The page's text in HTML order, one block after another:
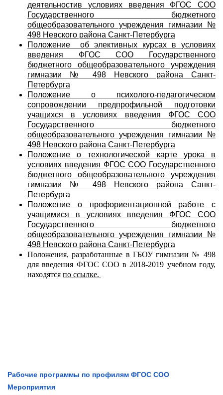
деятельностив условиях введения ФГОС СОО
Государственного бюджетного
общеобразовательного учреждения гимназии №
498 Невского района Санкт-Петербурга
Положение об элективных курсах в условиях
введения ФГОС СОО Государственного
бюджетного общеобразовательного учреждения
гимназии № 498 Невского района Санкт-
Петербурга
Положение о психолого-педагогическом
сопровождении предпрофильной подготовки
учащихся в условиях введения ФГОС СОО
Государственного бюджетного
общеобразовательного учреждения гимназии №
498 Невского района Санкт-Петербурга
Положение о технологической карте урока в
условиях введения ФГОС СОО Государственного
бюджетного общеобразовательного учреждения
гимназии № 498 Невского района Санкт-
Петербурга
Положение о профориентационной работе с
учащимися в условиях введения ФГОС СОО
Государственного бюджетного
общеобразовательного учреждения гимназии №
498 Невского района Санкт-Петербурга
Положения, разработанные в ГБОУ гимназии № 498
для введения ФГОС СОО в 2018-2019 учебном году,
находятся по ссылке.
Рабочие программы по профилям ФГОС СОО
Мероприятия